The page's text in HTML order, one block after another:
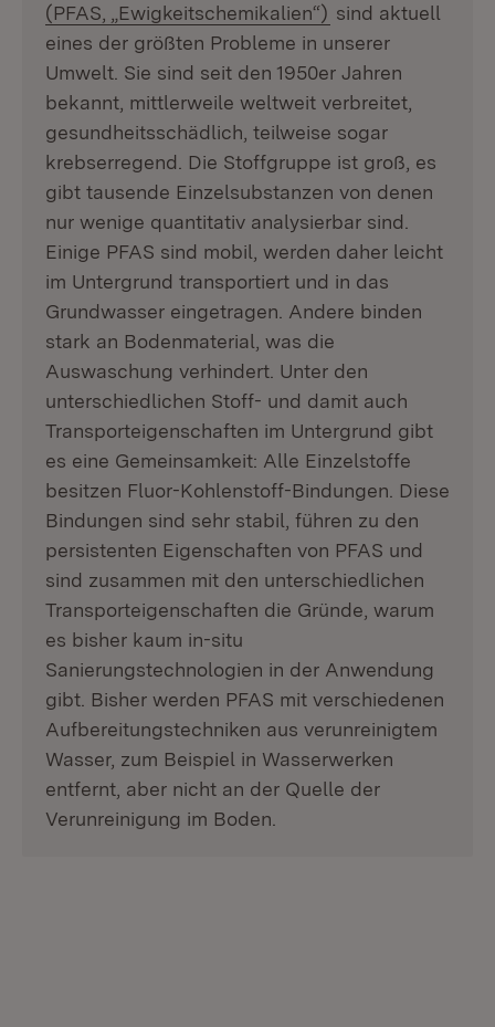
(PFAS, „Ewigkeitschemikalien“) (Öffnet in neuem
sind aktuell
eines der größten Probleme in unserer
Umwelt. Sie sind seit den 1950er Jahren
bekannt, mittlerweile weltweit verbreitet,
gesundheitsschädlich, teilweise sogar
krebserregend. Die Stoffgruppe ist groß, es
gibt tausende Einzelsubstanzen von denen
nur wenige quantitativ analysierbar sind.
Einige PFAS sind mobil, werden daher leicht
im Untergrund transportiert und in das
Grundwasser eingetragen. Andere binden
stark an Bodenmaterial, was die
Auswaschung verhindert. Unter den
unterschiedlichen Stoff- und damit auch
Transporteigenschaften im Untergrund gibt
es eine Gemeinsamkeit: Alle Einzelstoffe
besitzen Fluor-Kohlenstoff-Bindungen. Diese
Bindungen sind sehr stabil, führen zu den
persistenten Eigenschaften von PFAS und
sind zusammen mit den unterschiedlichen
Transporteigenschaften die Gründe, warum
es bisher kaum in-situ
Sanierungstechnologien in der Anwendung
gibt. Bisher werden PFAS mit verschiedenen
Aufbereitungstechniken aus verunreinigtem
Wasser, zum Beispiel in Wasserwerken
entfernt, aber nicht an der Quelle der
Verunreinigung im Boden.